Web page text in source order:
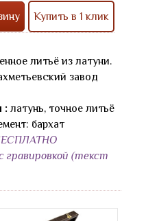
Купить в 1 клик
литьё из латуни.
завод
: латунь, точное литьё
бархат
гравировкой (текст